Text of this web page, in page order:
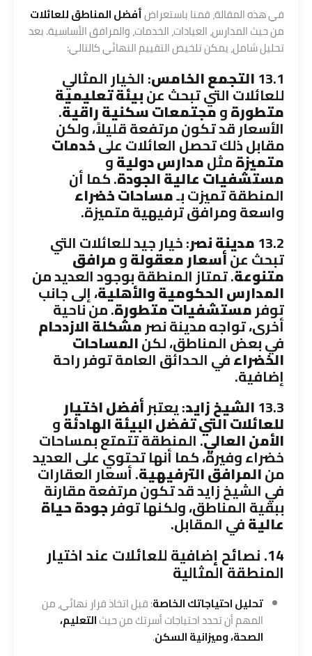
في هذه المقالة، قمنا باستعراضأفضل المناطق للعائلات
من حيث المدارس، العيادات، الخدمات، والمرافق الأساسية. بعد
تحليل شامل، يمكن تلخيص التقييم النهائي كالتالي:
13.1التجمع الخامس: الخيار المثالي
للعائلات التي تبحث عنبيئة تعليمية
متطورةومجتمعات سكنية راقية.
الأسعار قد تكون مرتفعة قليلاً، ولكن
مقابل ذلك تحصل العائلات علىخدمات
متميزةمثلمدارس دوليةو
مستشفيات عالية الجودة. كما أن
المنطقة تميزت بـمساحات خضراء
واسعة ومرافق ترفيهية متميزة.
13.2مدينة نصر: خيار جيد للعائلات التي
تبحث عنأسعار معقولةومرافق
متنوعة. تمتاز المنطقة بوجود العديد من
المدارس الحكومية والأهلية، إلى جانب
توفرمستشفيات متطورة. من ناحية
أخرى، تواجه مدينة نصرمشكلة الازدحام
في بعض المناطق، لكنالمساحات
الخضراءفي الحدائق العامة توفر راحة
إضافية.
13.3الشيخ زايد: يعتبرأفضل اختيار
للعائلات التي تفضل البيئة الهادئةو
الأمن العالي. المنطقة تتمتع بمساحات
خضراء وفيرة، كما أنها تحتوي على العديد
منالمرافق الترفيهية. أسعار العقارات
في الشيخ زايد قد تكون مرتفعة مقارنة
ببقية المناطق، ولكنها توفرجودة حياة
عاليةفي المقابل.
14. نصائح إضافية للعائلات عند اختيار
المنطقة المثالية
تحليل احتياجاتك الخاصة: قبل اتخاذ قرار نهائي، من
المهم أن تحدد احتياجات أسرتك من حيثالتعليم،
الصحة، وميزانية السكن.